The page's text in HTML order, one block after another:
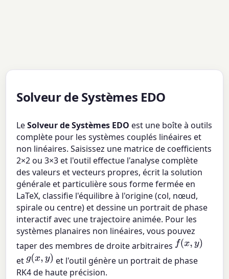
Solveur de Systèmes EDO
LeSolveur de Systèmes EDO est une boîte à outils
complète pour les systèmes couplés linéaires et
non linéaires. Saisissez une matrice de coefficients
2×2 ou 3×3 et l'outil effectue l'analyse complète
des valeurs et vecteurs propres, écrit la solution
générale et particulière sous forme fermée en
LaTeX, classifie l'équilibre à l'origine (col, nœud,
spirale ou centre) et dessine un portrait de phase
interactif avec une trajectoire animée. Pour les
systèmes planaires non linéaires, vous pouvez
taper des membres de droite arbitraires f(x,y)
etg(x,y)
et l'outil génère un portrait de phase
RK4 de haute précision.